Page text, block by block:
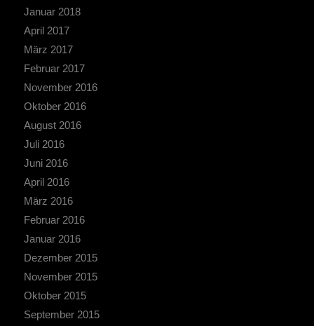
Januar 2018
April 2017
März 2017
Februar 2017
November 2016
Oktober 2016
August 2016
Juli 2016
Juni 2016
April 2016
März 2016
Februar 2016
Januar 2016
Dezember 2015
November 2015
Oktober 2015
September 2015